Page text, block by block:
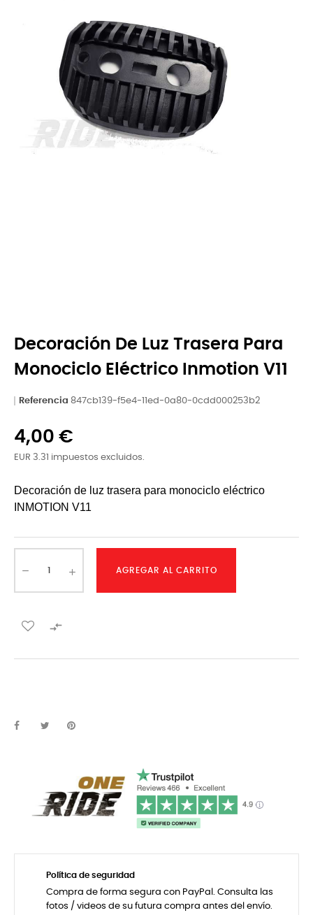
Decoración De Luz Trasera Para
Monociclo Eléctrico Inmotion V11
Referencia 847cb139-f5e4-11ed-0a80-0cdd000253b2
4,00 €
EUR 3.31 impuestos excluidos.
Decoración de luz trasera para monociclo eléctrico
INMOTION V11
AGREGAR AL CARRITO

Política de seguridad
Compra de forma segura con PayPal. Consulta las
fotos / videos de su futura compra antes del envío.